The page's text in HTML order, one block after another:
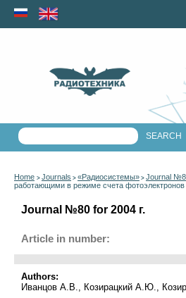
Home > Journals > «Радиосистемы» > Journal
работающими в режиме счета фотоэлектронов
Journal №80 for 2004 г.
Article in number:
Authors:
Иванцов А.В., Козирацкий А.Ю.,